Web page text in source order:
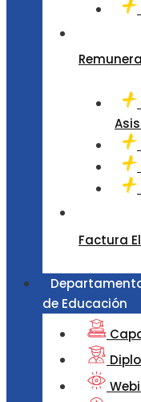
Factura
de Educación